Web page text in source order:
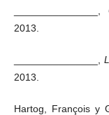
_______________,
2013.
_______________,
2013.
Hartog, François y